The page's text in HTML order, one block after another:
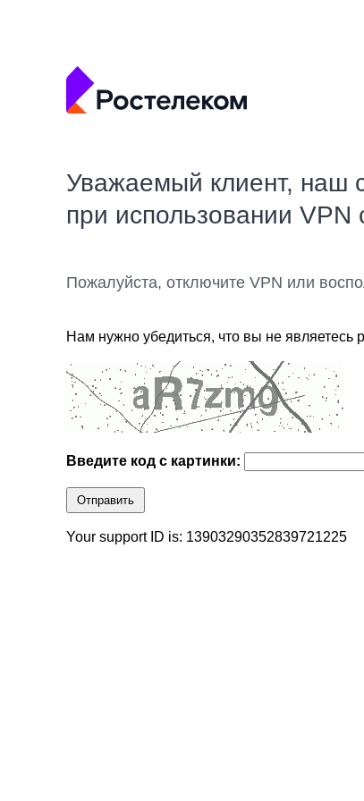
Уважаемый клиент, наш
при использовании VPN
Пожалуйста, отключите VPN или
Нам нужно убедиться, что вы не являетесь
Введите код с картинки:
Отправить
Your support ID is: 13903290352839721225